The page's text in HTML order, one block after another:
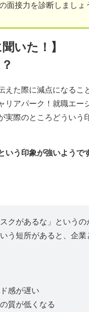
面接力を診断しましょ
いた！】
た際に減点になるこ
アパーク！就職エー
実際のところどういう
いう印象が強いようで
クがあるな」という
う短所があると、企業
感が遅い
質が低くなる